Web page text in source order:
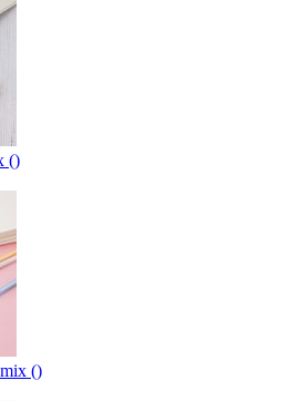
()
()